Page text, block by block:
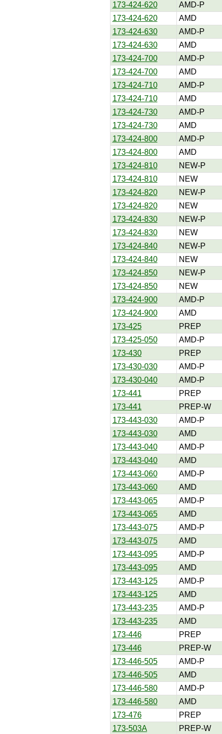
173-424-620
AMD-P
173-424-620
AMD
173-424-630
AMD-P
173-424-630
AMD
173-424-700
AMD-P
173-424-700
AMD
173-424-710
AMD-P
173-424-710
AMD
173-424-730
AMD-P
173-424-730
AMD
173-424-800
AMD-P
173-424-800
AMD
173-424-810
NEW-P
173-424-810
NEW
173-424-820
NEW-P
173-424-820
NEW
173-424-830
NEW-P
173-424-830
NEW
173-424-840
NEW-P
173-424-840
NEW
173-424-850
NEW-P
173-424-850
NEW
173-424-900
AMD-P
173-424-900
AMD
173-425
PREP
173-425-050
AMD-P
173-430
PREP
173-430-030
AMD-P
173-430-040
AMD-P
173-441
PREP
173-441
PREP-W
173-443-030
AMD-P
173-443-030
AMD
173-443-040
AMD-P
173-443-040
AMD
173-443-060
AMD-P
173-443-060
AMD
173-443-065
AMD-P
173-443-065
AMD
173-443-075
AMD-P
173-443-075
AMD
173-443-095
AMD-P
173-443-095
AMD
173-443-125
AMD-P
173-443-125
AMD
173-443-235
AMD-P
173-443-235
AMD
173-446
PREP
173-446
PREP-W
173-446-505
AMD-P
173-446-505
AMD
173-446-580
AMD-P
173-446-580
AMD
173-476
PREP
173-503A
PREP-W